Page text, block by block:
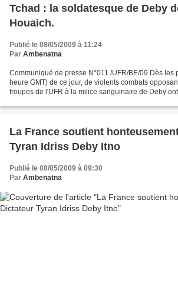
Tchad : la soldatesque de Deby
Houaich.
Publié le 08/05/2009 à 11:24
Par Ambenatna
Communiqué de presse N°011 /UFR/BE/09 Dès les
heure GMT) de ce jour, de violents combats
troupes de l'UFR à la milice sanguinaire de Deby ont
La France soutient
Tyran Idriss Deby Itno
Publié le 08/05/2009 à 09:30
Par Ambenatna